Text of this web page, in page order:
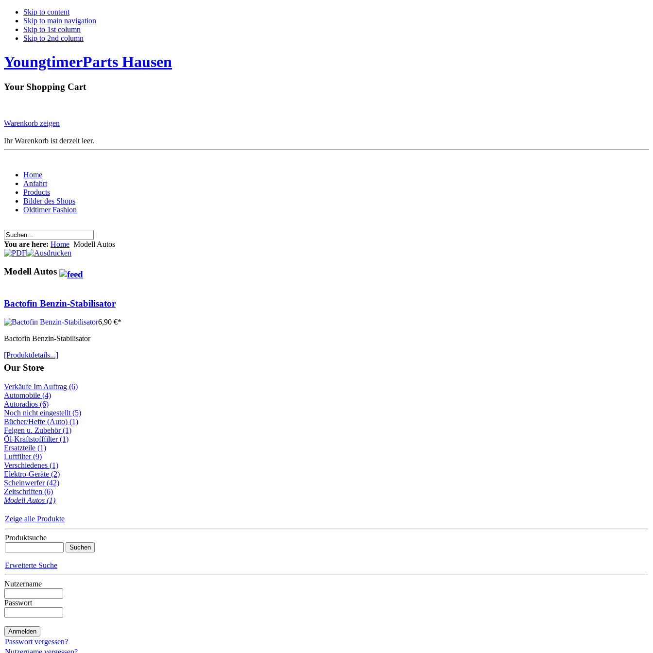
Skip to content
Skip to main navigation
Skip to 1st column
Skip to 2nd column
YoungtimerParts Hausen
Your Shopping Cart
Warenkorb zeigen
Ihr Warenkorb ist derzeit leer.
Home
Anfahrt
Products
Bilder des Shops
Oldtimer Fashion
You are here: Home Modell Autos
Modell Autos
Bactofin Benzin-Stabilisator
6,90 €*
Bactofin Benzin-Stabilisator
[Produktdetails...]
Our Store
Verkäufe Im Auftrag (6)
Automobile (4)
Autoradios (6)
Noch nicht eingestellt (5)
Bücher/Hefte (Auto) (1)
Felgen u. Zubehör (1)
Öl-Kraftstofffilter (1)
Ersatzteile (1)
Luftfilter (9)
Verschiedenes (1)
Elektro-Geräte (2)
Scheinwerfer (42)
Zeitschriften (6)
Modell Autos (1)
Zeige alle Produkte
Produktsuche
Erweiterte Suche
Nutzername
Passwort
Passwort vergessen?